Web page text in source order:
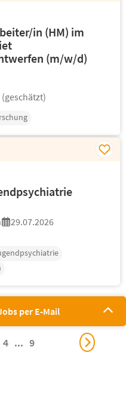
in (HM) im
(m/w/d)
29.07.2026
per E-Mail
4 ... 9